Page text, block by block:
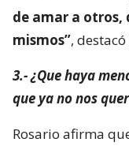
de amar a otros,
mismos”,
3.- ¿Que haya
que ya no nos
Rosario afirma